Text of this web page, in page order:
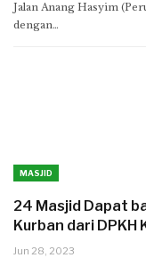
Jalan Anang Hasyim
dengan…
MASJID
24 Masjid Dapat
Kurban dari DPKH
Jun 28, 2023